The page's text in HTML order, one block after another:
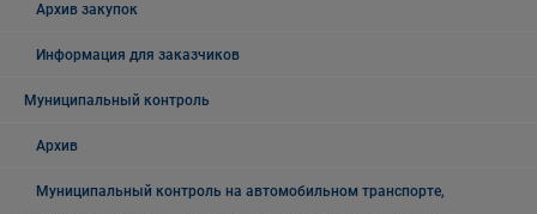
Архив закупок
Информация для заказчиков
Муниципальный контроль
Архив
Муниципальный контроль на автомобильном транспорте,